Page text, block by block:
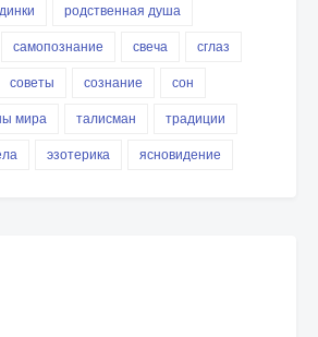
родственная душа
самопознание свеча
сглаз
советы сознание
сон
мира талисман
традиции
эзотерика ясновидение